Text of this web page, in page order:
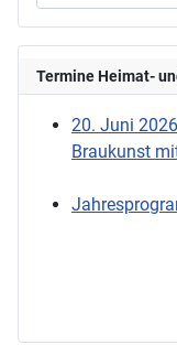
Termine Heimat-
20. Juni
Braukunst